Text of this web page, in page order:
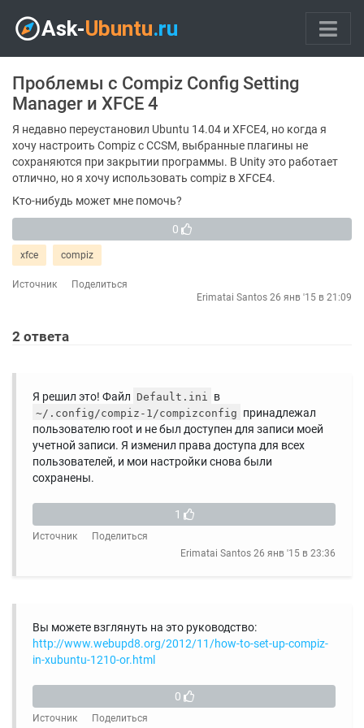
Проблемы с Compiz Config Setting
Manager и XFCE 4
Я недавно переустановил Ubuntu 14.04 и XFCE4, но когда я
хочу настроить Compiz с CCSM, выбранные плагины не
сохраняются при закрытии программы. В Unity это работает
отлично, но я хочу использовать compiz в XFCE4.
Кто-нибудь может мне помочь?
0
xfce compiz
Источник
Поделиться
Erimatai Santos 26 янв '15 в 21:09
2 ответа
Я решил это! Файл Default.ini в
~/.config/compiz-1/compizconfig принадлежал
пользователю root и не был доступен для записи моей
учетной записи. Я изменил права доступа для всех
пользователей, и мои настройки снова были
сохранены.
1
Источник
Поделиться
Erimatai Santos 26 янв '15 в 23:36
Вы можете взглянуть на это руководство:
http://www.webupd8.org/2012/11/how-to-set-up-compiz-
in-xubuntu-1210-or.html
0
Источник Поделиться